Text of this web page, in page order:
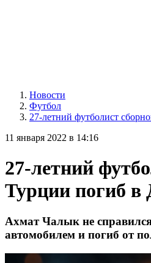
Новости
Футбол
27-летний футболист
11 января 2022 в 14:16
27-летний
Турции погиб
Ахмат Чалык не
автомобилем и погиб от